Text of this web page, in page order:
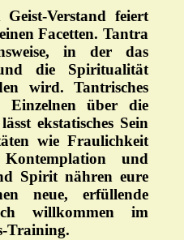
Verstand feiert
Facetten. Tantra
in der das
die Spiritualität
wird. Tantrisches
Einzelnen über die
ekstatisches Sein
wie Fraulichkeit
und
Spirit nähren eure
neue, erfüllende
willkommen im
Training.